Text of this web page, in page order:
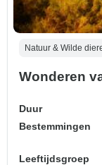
Natuur & Wilde
Wonderen
Duur
Bestemmingen
Leeftijdsgroep